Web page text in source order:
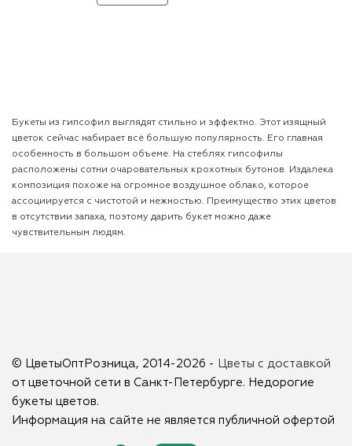
Букеты из гипсофил выглядят стильно и эффектно. Этот изящный
цветок сейчас набирает всё большую популярность. Его главная
особенность в большом объеме. На стеблях гипсофилы
расположены сотни очаровательных крохотных бутонов. Издалека
композиция похоже на огромное воздушное облако, которое
ассоциируется с чистотой и нежностью. Преимущество этих цветов
в отсутствии запаха, поэтому дарить букет можно даже
чувствительным людям.
© ЦветыОптРозница, 2014-2026 -
Цветы с доставкой
от цветочной сети в Санкт-Петербурге. Недорогие
букеты цветов.
Информация на сайте не является публичной офертой